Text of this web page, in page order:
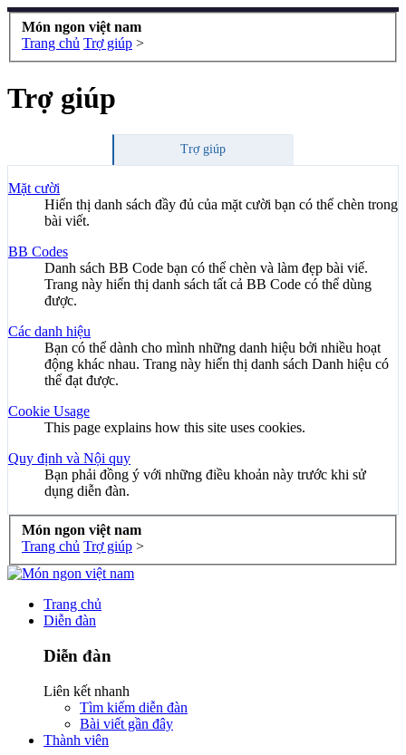
Món ngon việt nam
Trang chủ Trợ giúp >
Trợ giúp
Trợ giúp
Mặt cười
Hiển thị danh sách đầy đủ của mặt cười bạn có thể chèn trong
bài viết.
BB Codes
Danh sách BB Code bạn có thể chèn và làm đẹp bài viế.
Trang này hiển thị danh sách tất cả BB Code có thể dùng
được.
Các danh hiệu
Bạn có thể dành cho mình những danh hiệu bởi nhiều hoạt
động khác nhau. Trang này hiển thị danh sách Danh hiệu có
thể đạt được.
Cookie Usage
This page explains how this site uses cookies.
Quy định và Nội quy
Bạn phải đồng ý với những điều khoản này trước khi sử
dụng diễn đàn.
Món ngon việt nam
Trang chủ Trợ giúp >
Trang chủ
Diễn đàn
Diễn đàn
Liên kết nhanh
Tìm kiếm diễn đàn
Bài viết gần đây
Thành viên